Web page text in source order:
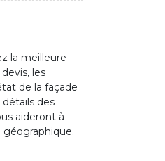
la meilleure
les
de la façade
des
aideront à